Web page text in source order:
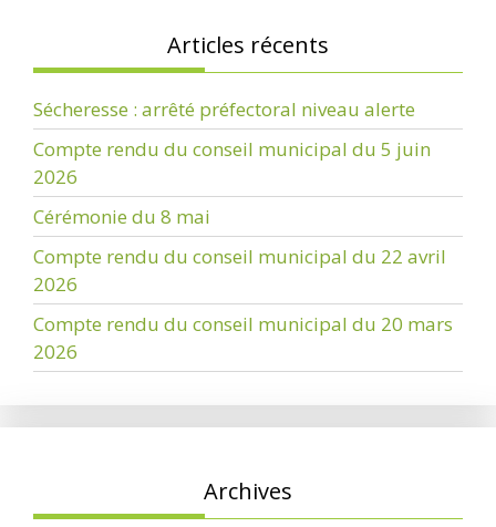
Articles récents
Sécheresse : arrêté préfectoral niveau alerte
Compte rendu du conseil municipal du 5 juin
2026
Cérémonie du 8 mai
Compte rendu du conseil municipal du 22 avril
2026
Compte rendu du conseil municipal du 20 mars
2026
Archives